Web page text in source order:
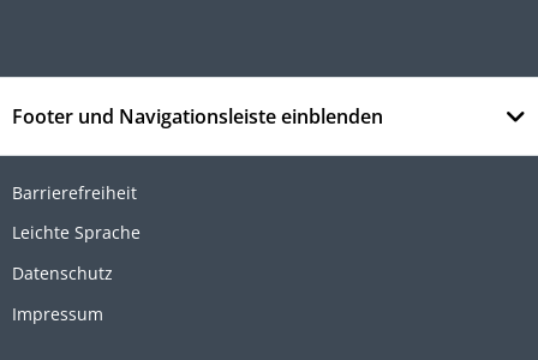
Footer und Navigationsleiste einblenden
Barrierefreiheit
Leichte Sprache
Datenschutz
Impressum